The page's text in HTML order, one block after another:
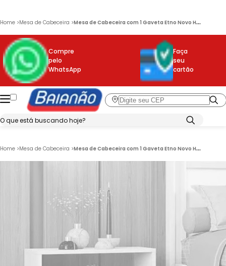
Home >Mesa de Cabeceira > M
esa de Cabeceira com 1 Gaveta Etno Novo Horizonte
Compre
pelo
WhatsApp
Faça
seu
cartão
Home >Mesa de Cabeceira > M
esa de Cabeceira com 1 Gaveta Etno Novo Horizonte